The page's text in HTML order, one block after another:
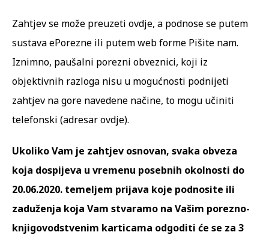
Zahtjev se može preuzeti ovdje, a podnose se putem
sustavaePorezne ili putem web forme Pišite nam.
Iznimno, paušalni porezni obveznici, koji iz
objektivnih razloga nisu u mogućnosti podnijeti
zahtjev na gore navedene načine, to mogu učiniti
telefonski (adresarovdje).
Ukoliko Vam je zahtjev osnovan, svaka obveza
koja dospijeva u vremenu posebnih okolnosti do
20.06.2020. temeljem prijava koje podnosite ili
zaduženja koja Vam stvaramo na Vašim porezno-
knjigovodstvenim karticama odgoditi će se za 3